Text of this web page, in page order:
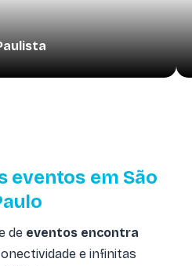
eventos em São
de eventos encontra
e infinitas